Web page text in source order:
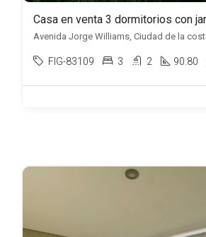
FIG-83109 3 2 90.80